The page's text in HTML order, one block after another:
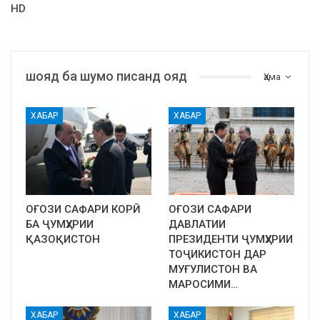
HD
Ҳама
шояд ба шумо писанд ояд
ХАБАР
ОҒОЗИ САФАРИ КОРӢ
БА ҶУМҲУРИИ
ҚАЗОҚИСТОН
ХАБАР
ОҒОЗИ САФАРИ
ДАВЛАТИИ
ПРЕЗИДЕНТИ ҶУМҲУРИИ
ТОҶИКИСТОН ДАР
МУҒУЛИСТОН ВА
МАРОСИМИ…
ХАБАР ХАБАР